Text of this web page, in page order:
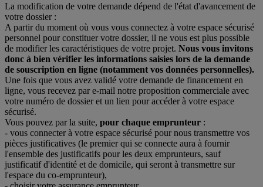
La modification de votre demande dépend de l'état d'avancement de
votre dossier :
A partir du moment où vous vous connectez à votre espace sécurisé
personnel pour constituer votre dossier, il ne vous est plus possible
de modifier les caractéristiques de votre projet. Nous vous invitons
donc à bien vérifier les informations saisies lors de la demande
de souscription en ligne (notamment vos données personnelles).
Une fois que vous avez validé votre demande de financement en
ligne, vous recevez par e-mail notre proposition commerciale avec
votre numéro de dossier et un lien pour accéder à votre espace
sécurisé.
Vous pouvez par la suite, pour chaque emprunteur :
- vous connecter à votre espace sécurisé pour nous transmettre vos
pièces justificatives (le premier qui se connecte aura à fournir
l'ensemble des justificatifs pour les deux emprunteurs, sauf
justificatif d'identité et de domicile, qui seront à transmettre sur
l'espace du co-emprunteur),